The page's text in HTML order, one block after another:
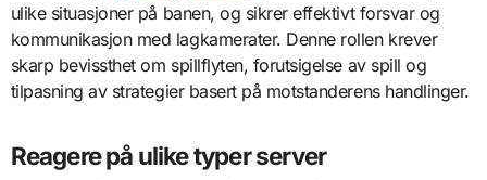
ulike situasjoner på banen, og sikrer effektivt forsvar og
kommunikasjon med lagkamerater. Denne rollen krever
skarp bevissthet om spillflyten, forutsigelse av spill og
tilpasning av strategier basert på motstanderens handlinger.
Reagere på ulike typer server